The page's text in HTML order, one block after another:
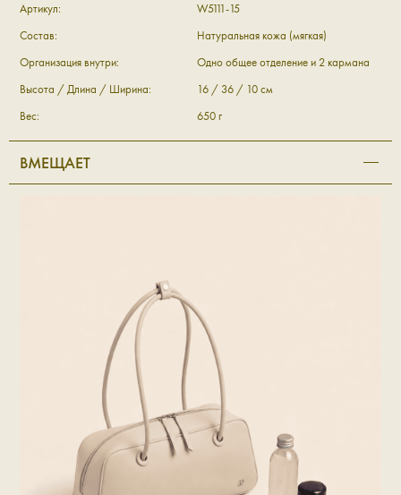
Артикул:
W5111-15
Состав:
Натуральная кожа (мягкая)
Организация внутри:
Одно общее отделение и 2 кармана
Высота / Длина / Ширина:
16 / 36 / 10 см
Вес:
650 г
ВМЕЩАЕТ